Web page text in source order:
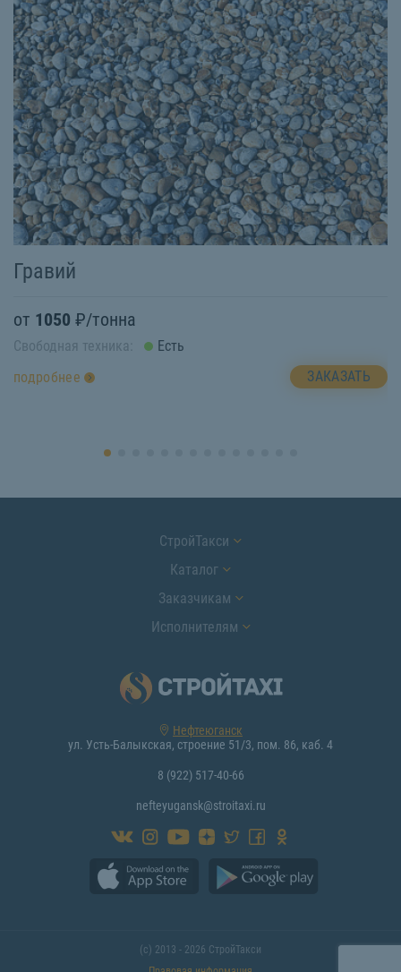
Гравий
от 1050 ₽/тонна
Свободная техника:
Есть
подробнее
ЗАКАЗАТЬ
СтройТакси
Каталог
Заказчикам
Исполнителям
Нефтеюганск
ул. Усть-Балыкская, строение 51/3, пом. 86, каб. 4
8 (922) 517-40-66
nefteyugansk@stroitaxi.ru
(с) 2013 - 2026 СтройТакси